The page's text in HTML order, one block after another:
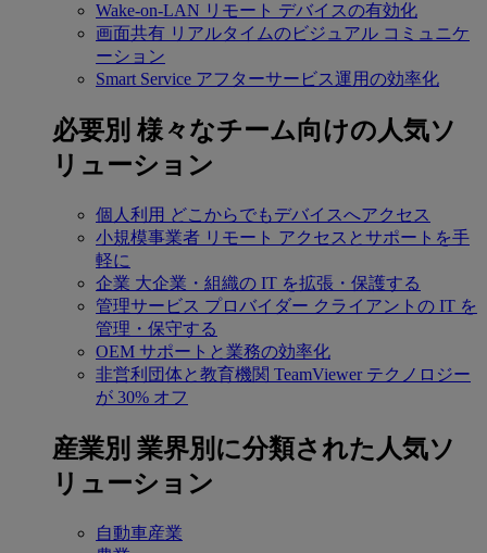
Wake-on-LAN リモート デバイスの有効化
画面共有 リアルタイムのビジュアル コミュニケ
ーション
Smart Service アフターサービス運用の効率化
必要別 様々なチーム向けの人気ソ
リューション
個人利用 どこからでもデバイスへアクセス
小規模事業者 リモート アクセスとサポートを手
軽に
企業 大企業・組織の IT を拡張・保護する
管理サービス プロバイダー クライアントの IT を
管理・保守する
OEM サポートと業務の効率化
非営利団体と教育機関 TeamViewer テクノロジー
が 30% オフ
産業別 業界別に分類された人気ソ
リューション
自動車産業